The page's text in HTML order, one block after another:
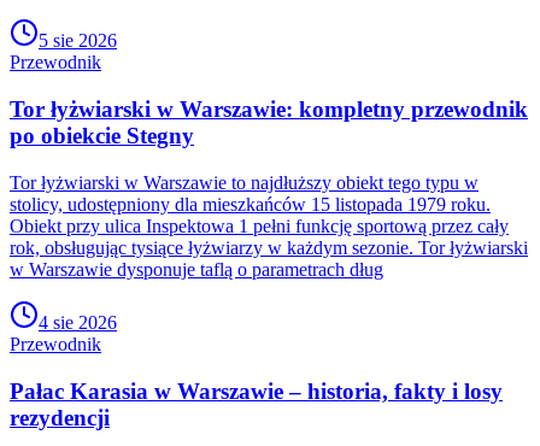
5 sie 2026
Przewodnik
Tor łyżwiarski w Warszawie: kompletny przewodnik
po obiekcie Stegny
Tor łyżwiarski w Warszawie to najdłuższy obiekt tego typu w
stolicy, udostępniony dla mieszkańców 15 listopada 1979 roku.
Obiekt przy ulica Inspektowa 1 pełni funkcję sportową przez cały
rok, obsługując tysiące łyżwiarzy w każdym sezonie. Tor łyżwiarski
w Warszawie dysponuje taflą o parametrach dług
4 sie 2026
Przewodnik
Pałac Karasia w Warszawie – historia, fakty i losy
rezydencji